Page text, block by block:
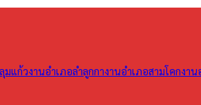
มแก้วงานอำเภอลำลูกกางานอำเภอสามโคกงาน